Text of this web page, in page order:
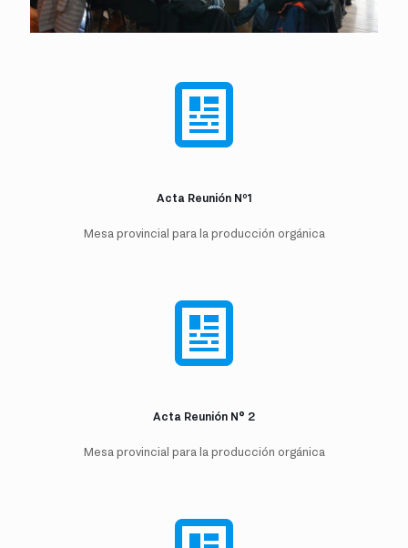
Acta Reunión Nº1
Mesa provincial para la producción orgánica
Acta Reunión N° 2
Mesa provincial para la producción orgánica